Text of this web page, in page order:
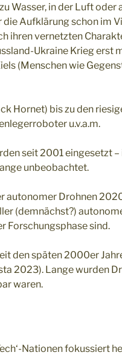
Wasser, in der Luft
die Aufklärung schon im
ihren vernetzten
Ukraine Krieg erst
(Menschen wie
Hornet) bis zu den
u.v.a.m.
seit 2001 eingesetzt
unbeobachtet.
autonomer Drohnen
(demnächst?)
Forschungsphase sind.
den späten 2000er
2023). Lange wurden
waren.
Nationen fokussiert